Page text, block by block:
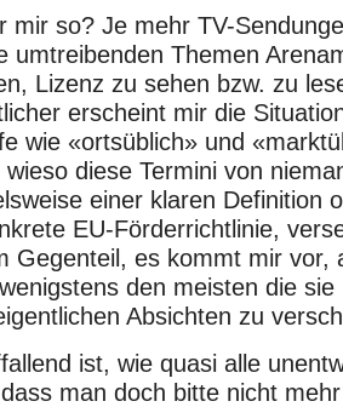
mir so? Je mehr TV-
umtreibenden Themen
Lizenz zu sehen bzw. zu
erscheint mir die
wie «ortsüblich» und
diese Termini von
einer klaren Definition
EU-Förderrichtlinie,
Gegenteil, es kommt mir vor,
den meisten die
Absichten zu
ist, wie quasi alle
man doch bitte nicht